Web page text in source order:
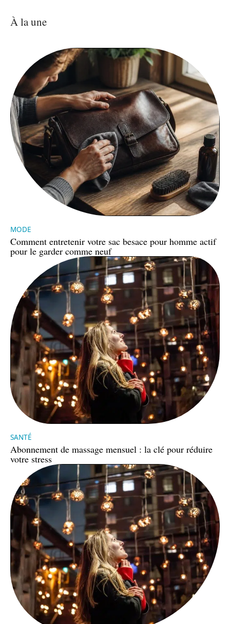
À la une
MODE
Comment entretenir votre sac besace pour homme actif
pour le garder comme neuf
SANTÉ
Abonnement de massage mensuel : la clé pour réduire
votre stress